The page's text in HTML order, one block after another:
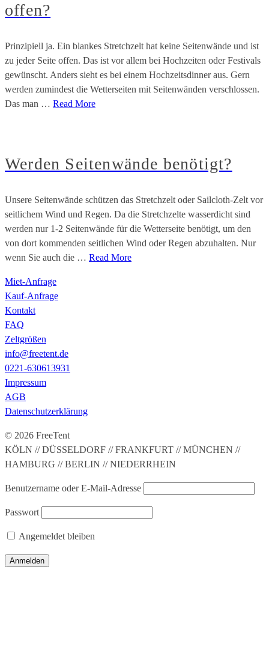
offen?
Prinzipiell ja. Ein blankes Stretchzelt hat keine Seitenwände und ist
zu jeder Seite offen. Das ist vor allem bei Hochzeiten oder Festivals
gewünscht. Anders sieht es bei einem Hochzeitsdinner aus. Gern
werden zumindest die Wetterseiten mit Seitenwänden verschlossen.
Das man … Read More
Werden Seitenwände benötigt?
Unsere Seitenwände schützen das Stretchzelt oder Sailcloth-Zelt vor
seitlichem Wind und Regen. Da die Stretchzelte wasserdicht sind
werden nur 1-2 Seitenwände für die Wetterseite benötigt, um den
von dort kommenden seitlichen Wind oder Regen abzuhalten. Nur
wenn Sie auch die … Read More
Miet-Anfrage
Kauf-Anfrage
Kontakt
FAQ
Zeltgrößen
info@freetent.de
0221-630613931
Impressum
AGB
Datenschutzerklärung
© 2026 FreeTent
KÖLN // DÜSSELDORF // FRANKFURT // MÜNCHEN //
HAMBURG // BERLIN // NIEDERRHEIN
Benutzername oder E-Mail-Adresse
Passwort
Angemeldet bleiben